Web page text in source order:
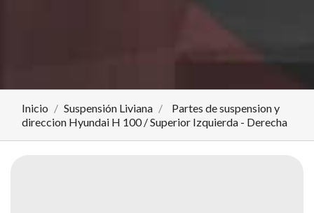
Inicio Suspensión Liviana
Partes de suspension y
direccion Hyundai H 100 / Superior Izquierda - Derecha